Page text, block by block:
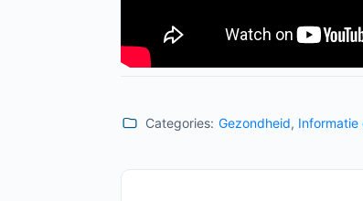
Categories: Gezondheid, Informatie